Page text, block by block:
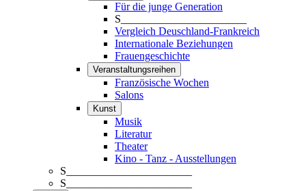
Für die junge Generation
S_______________________
Vergleich Deuschland-Frankreich
Internationale Beziehungen
Frauengeschichte
Veranstaltungsreihen
Französische Wochen
Salons
Kunst
Musik
Literatur
Theater
Kino - Tanz - Ausstellungen
S_______________________
S_______________________